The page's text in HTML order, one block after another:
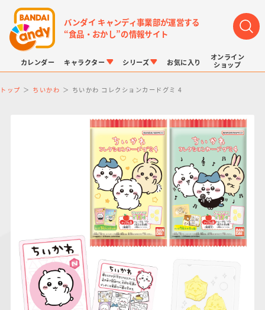
バンダイ キャンディ事業部が運営する
“食品・おかし”の情報サイト
カレンダー キャラクター
仮面ライダーシリー
ズ
プリキュアシリーズ
ガンダムシリーズ
ドラゴンボール
アンパンマン
シリーズ
キャラパキ
チョコサプ
にふぉるめーしょん
＆スクエアシール
ポケモンキッズ
ポケモンスケールワ
ールド
お気に入り
オンライン
ショップ
トップ ちいかわ ちいかわ コレクションカードグミ 4